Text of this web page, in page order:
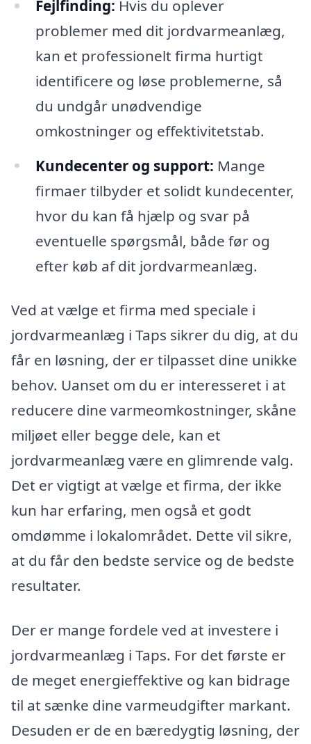
Fejlfinding: Hvis du oplever
problemer med dit jordvarmeanlæg,
kan et professionelt firma hurtigt
identificere og løse problemerne, så
du undgår unødvendige
omkostninger og effektivitetstab.
Kundecenter og support: Mange
firmaer tilbyder et solidt kundecenter,
hvor du kan få hjælp og svar på
eventuelle spørgsmål, både før og
efter køb af dit jordvarmeanlæg.
Ved at vælge et firma med speciale i
jordvarmeanlæg i Taps sikrer du dig, at du
får en løsning, der er tilpasset dine unikke
behov. Uanset om du er interesseret i at
reducere dine varmeomkostninger, skåne
miljøet eller begge dele, kan et
jordvarmeanlæg være en glimrende valg.
Det er vigtigt at vælge et firma, der ikke
kun har erfaring, men også et godt
omdømme i lokalområdet. Dette vil sikre,
at du får den bedste service og de bedste
resultater.
Der er mange fordele ved at investere i
jordvarmeanlæg i Taps. For det første er
de meget energieffektive og kan bidrage
til at sænke dine varmeudgifter markant.
Desuden er de en bæredygtig løsning, der